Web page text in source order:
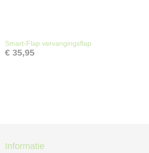
Smart-Flap vervangingsflap
€ 35,95
Informatie